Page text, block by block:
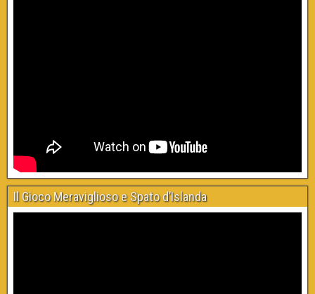
Il Gioco Meraviglioso e Spato d’Islanda